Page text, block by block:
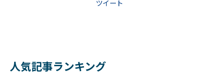
ツイート
人気記事ランキング